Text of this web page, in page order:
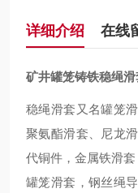
详细介绍 在线
矿井罐笼铸铁稳绳
稳绳滑套又名罐笼
聚氨酯滑套、尼龙
代铜件， 金属铁滑
罐笼滑套，钢丝绳